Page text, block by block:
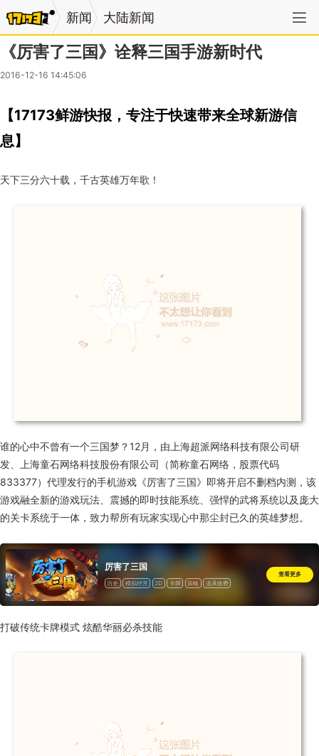
新闻 大陆新闻
《厉害了三国》诠释三国手游新时代
2016-12-16 14:45:06
【17173鲜游快报，专注于快速带来全球新游信
息】
天下三分六十载，千古英雄万年歌！
谁的心中不曾有一个三国梦？12月，由上海超派网络科技有限公司研
发、上海童石网络科技股份有限公司（简称童石网络，股票代码
833377）代理发行的手机游戏《厉害了三国》即将开启不删档内测，该
游戏融全新的游戏玩法、震撼的即时技能系统、强悍的武将系统以及庞大
的关卡系统于一体，致力帮所有玩家实现心中那尘封已久的英雄梦想。
厉害了三国
历史 模拟经营 2D 卡牌 策略 道具收费
查看更多
打破传统卡牌模式 炫酷华丽必杀技能